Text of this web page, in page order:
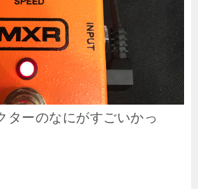
ターのなにがすごいかっ